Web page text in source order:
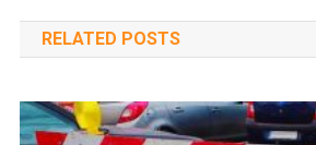
RELATED POSTS